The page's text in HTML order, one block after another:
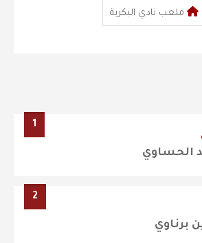
ملعب نادي البكرية
1
الحساوي
2
برناوي